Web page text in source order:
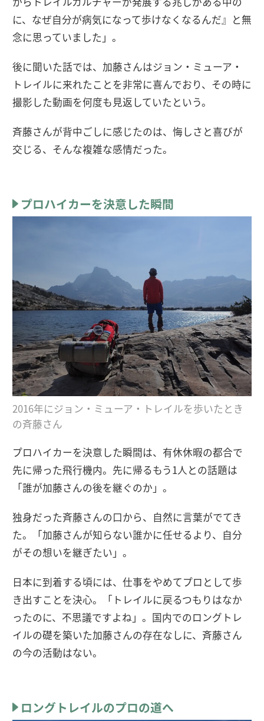
に、なぜ自分が病気になって歩けなくなるんだ』と無
念に思っていました」。
後に聞いた話では、加藤さんはジョン・ミューア・
トレイルに来れたことを非常に喜んでおり、その時に
撮影した動画を何度も見返していたという。
斉藤さんが背中ごしに感じたのは、悔しさと喜びが
交じる、そんな複雑な感情だった。
プロハイカーを決意した瞬間
2016年にジョン・ミューア・トレイルを歩いたとき
の斉藤さん
プロハイカーを決意した瞬間は、有休休暇の都合で
先に帰った飛行機内。先に帰るもう1人との話題は
「誰が加藤さんの後を継ぐのか」。
独身だった斉藤さんの口から、自然に言葉がでてき
た。「加藤さんが知らない誰かに任せるより、自分
がその想いを継ぎたい」。
日本に到着する頃には、仕事をやめてプロとして歩
き出すことを決心。「トレイルに戻るつもりはなか
ったのに、不思議ですよね」。国内でのロングトレ
イルの礎を築いた加藤さんの存在なしに、斉藤さん
の今の活動はない。
ロングトレイルのプロの道へ